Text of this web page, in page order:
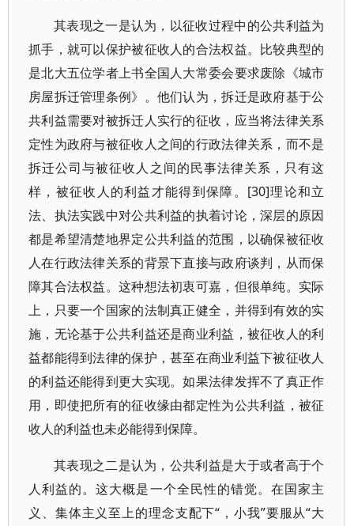
其表现之一是认为，以征收过程中的公共利益为
抓手，就可以保护被征收人的合法权益。比较典型的
是北大五位学者上书全国人大常委会要求废除《城市
房屋拆迁管理条例》。他们认为，拆迁是政府基于公
共利益需要对被拆迁人实行的征收，应当将法律关系
定性为政府与被征收人之间的行政法律关系，而不是
拆迁公司与被征收人之间的民事法律关系，只有这
样，被征收人的利益才能得到保障。[30]理论和立
法、执法实践中对公共利益的执着讨论，深层的原因
都是希望清楚地界定公共利益的范围，以确保被征收
人在行政法律关系的背景下直接与政府谈判，从而保
障其合法权益。这种想法初衷可嘉，但很单纯。实际
上，只要一个国家的法制真正健全，并得到有效的实
施，无论基于公共利益还是商业利益，被征收人的利
益都能得到法律的保护，甚至在商业利益下被征收人
的利益还能得到更大实现。如果法律发挥不了真正作
用，即使把所有的征收缘由都定性为公共利益，被征
收人的利益也未必能得到保障。
其表现之二是认为，公共利益是大于或者高于个
人利益的。这大概是一个全民性的错觉。在国家主
义、集体主义至上的理念支配下“，小我”要服从“大